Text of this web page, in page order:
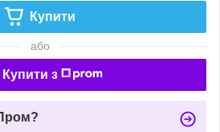
Купити
або
Купити з